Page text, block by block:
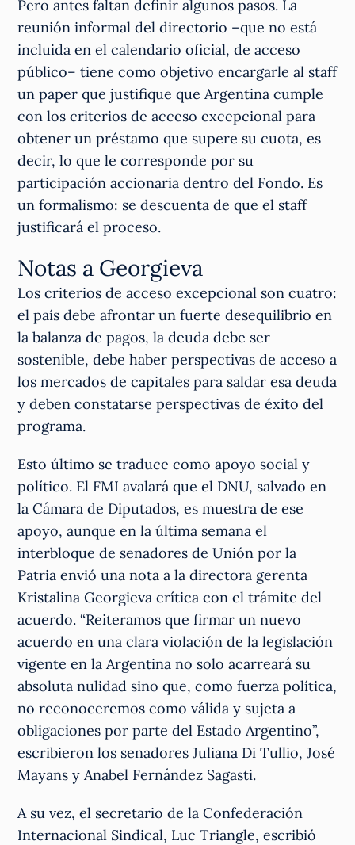
Pero antes faltan definir algunos pasos. La
reunión informal del directorio –que no está
incluida en el calendario oficial, de acceso
público– tiene como objetivo encargarle al staff
un paper que justifique que Argentina cumple
con los criterios de acceso excepcional para
obtener un préstamo que supere su cuota, es
decir, lo que le corresponde por su
participación accionaria dentro del Fondo. Es
un formalismo: se descuenta de que el staff
justificará el proceso.
Notas a Georgieva
Los criterios de acceso excepcional son cuatro:
el país debe afrontar un fuerte desequilibrio en
la balanza de pagos, la deuda debe ser
sostenible, debe haber perspectivas de acceso a
los mercados de capitales para saldar esa deuda
y deben constatarse perspectivas de éxito del
programa.
Esto último se traduce como apoyo social y
político. El FMI avalará que el DNU, salvado en
la Cámara de Diputados, es muestra de ese
apoyo, aunque en la última semana el
interbloque de senadores de Unión por la
Patria envió una nota a la directora gerenta
Kristalina Georgieva crítica con el trámite del
acuerdo. “Reiteramos que firmar un nuevo
acuerdo en una clara violación de la legislación
vigente en la Argentina no solo acarreará su
absoluta nulidad sino que, como fuerza política,
no reconoceremos como válida y sujeta a
obligaciones por parte del Estado Argentino”,
escribieron los senadores Juliana Di Tullio, José
Mayans y Anabel Fernández Sagasti.
A su vez, el secretario de la Confederación
Internacional Sindical, Luc Triangle, escribió